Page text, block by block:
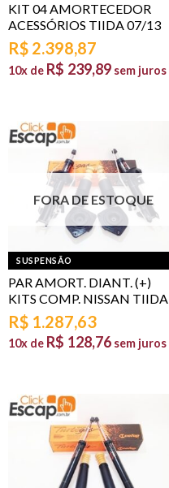
KIT 04 AMORTECEDOR
ACESSÓRIOS TIIDA 07/13
R$ 2.398,87
10x de R$ 239,89 sem juros
FORA DE ESTOQUE
SUSPENSÃO
PAR AMORT. DIANT. (+)
KITS COMP. NISSAN TIIDA
R$ 1.287,63
10x de R$ 128,76 sem juros